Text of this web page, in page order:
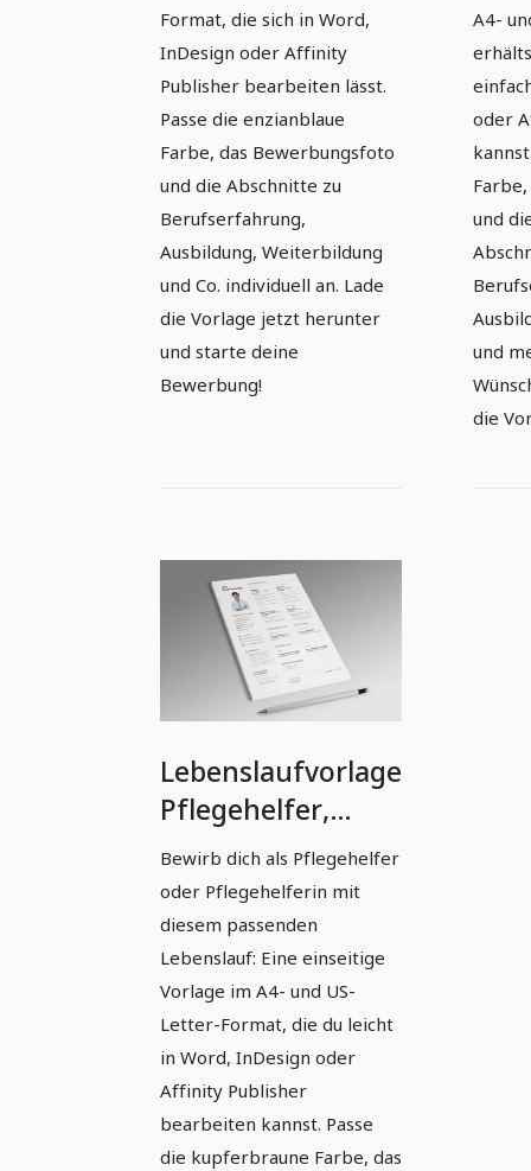
Format, die sich in Word,
InDesign oder Affinity
Publisher bearbeiten lässt.
Passe die enzianblaue
Farbe, das Bewerbungsfoto
und die Abschnitte zu
Berufserfahrung,
Ausbildung, Weiterbildung
und Co. individuell an. Lade
die Vorlage jetzt herunter
und starte deine
Bewerbung!
A4-
oder
und
und
die
Lebenslaufvorlage
Pflegehelfer,
Pflegehelferin in
Kupferbraun
(einseitig)
Bewirb dich als Pflegehelfer
oder Pflegehelferin mit
diesem passenden
Lebenslauf: Eine einseitige
Vorlage im A4- und US-
Letter-Format, die du leicht
in Word, InDesign oder
Affinity Publisher
bearbeiten kannst. Passe
die kupferbraune Farbe, das